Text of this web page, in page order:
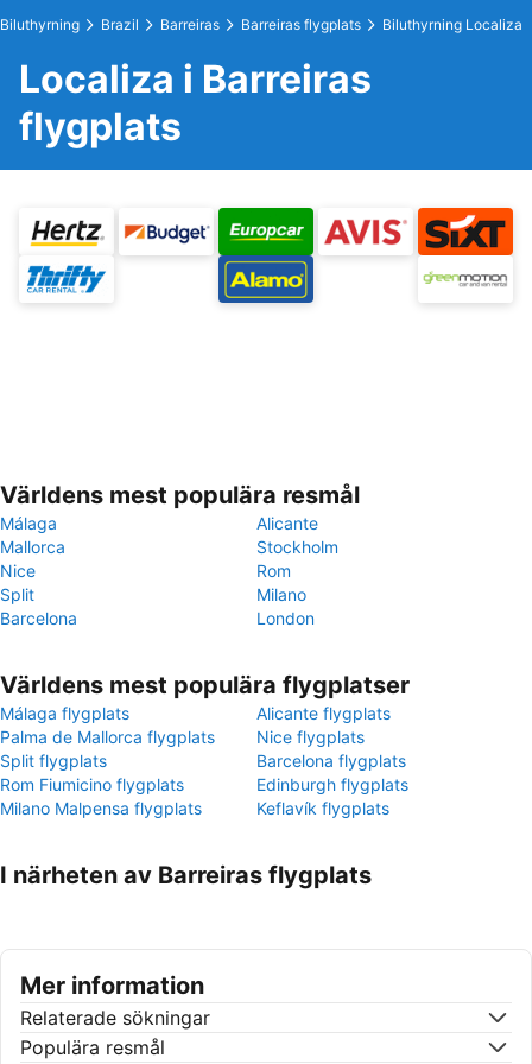
Biluthyrning Brazil Barreiras Barreiras flygplats Biluthyrning Localiza
Localiza i Barreiras
flygplats
Världens mest populära resmål
Málaga
Alicante
Mallorca
Stockholm
Nice
Rom
Split
Milano
Barcelona
London
Världens mest populära flygplatser
Málaga flygplats
Alicante flygplats
Palma de Mallorca flygplats
Nice flygplats
Split flygplats
Barcelona flygplats
Rom Fiumicino flygplats
Edinburgh flygplats
Milano Malpensa flygplats
Keflavík flygplats
I närheten av Barreiras flygplats
Mer information
Relaterade sökningar
Populära resmål